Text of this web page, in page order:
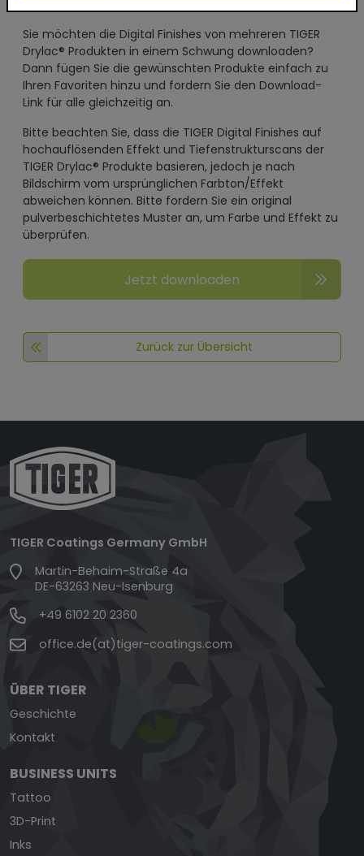
Sie möchten die Digital Finishes von mehreren TIGER
Drylac® Produkten in einem Schwung downloaden?
Dann fügen Sie die gewünschten Produkte einfach zu
Ihren Favoriten hinzu und fordern Sie den Download-
Link für alle gleichzeitig an.
Bitte beachten Sie, dass die TIGER Digital Finishes auf
hochauflösenden Effekt und Tiefenstrukturscans der
TIGER Drylac® Produkte basieren, jedoch je nach
Bildschirm vom ursprünglichen Farbton/Effekt
abweichen können. Bitte fordern Sie ein original
pulverbeschichtetes Muster an, um Farbe und Effekt zu
überprüfen.
Jetzt downloaden
Zurück zur Übersicht
TIGER Coatings Germany GmbH
Martin-Behaim-Straße 4a
DE-63263 Neu-Isenburg
+49 6102 20 2360
office.de(at)tiger-coatings.com
ÜBER TIGER
Geschichte
Kontakt
BUSINESS UNITS
Tattoo
3D-Print
Inks